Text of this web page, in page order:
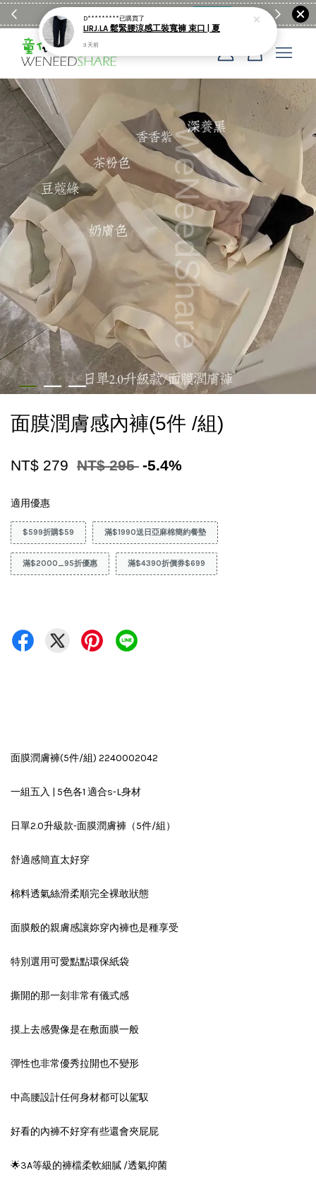
滿$1990送日亞麻棉簡約餐墊 童裝
面膜潤膚感內褲(5件 /組)
NT$ 279 NT$ 295 -5.4%
適用優惠
$599折購$59 滿$1990送日亞麻棉簡約餐墊
滿$2000_95折優惠 滿$4390折價券$699
面膜潤膚褲(5件/組) 2240002042
一組五入 | 5色各1 適合s-L身材
日單2.0升級款-面膜潤膚褲（5件/組）
舒適感簡直太好穿
棉料透氣絲滑柔順完全裸敢狀態
面膜般的親膚感讓妳穿內褲也是種享受
特別選用可愛點點環保紙袋
撕開的那一刻非常有儀式感
摸上去感覺像是在敷面膜一般
彈性也非常優秀拉開也不變形
中高腰設計任何身材都可以駕馭
好看的內褲不好穿有些還會夾屁屁
🌟3A等級的褲檔柔軟細膩 /透氣抑菌
您的購物車目前還是空的。
繼續購物
D*********已購買了
LIRJ.LA 鬆緊腰涼感工裝寬褲 束口 | 夏
3 天前